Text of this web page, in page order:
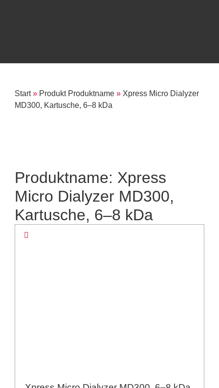
Start » Produkt Produktname » Xpress Micro Dialyzer
MD300, Kartusche, 6–8 kDa
Produktname: Xpress
Micro Dialyzer MD300,
Kartusche, 6–8 kDa